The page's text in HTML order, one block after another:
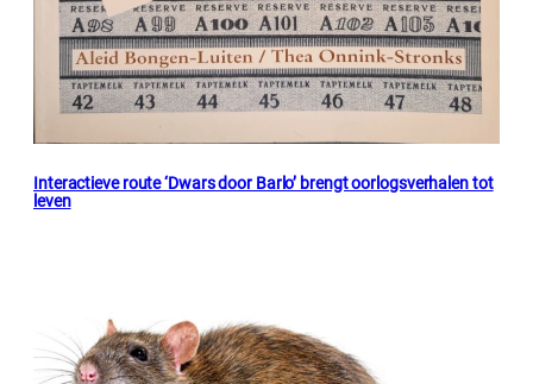
Interactieve route ‘Dwars door Barlo’ brengt oorlogsverhalen tot
leven